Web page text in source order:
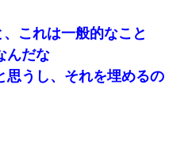
これは一般的なこと
んだな
思うし、それを埋めるの